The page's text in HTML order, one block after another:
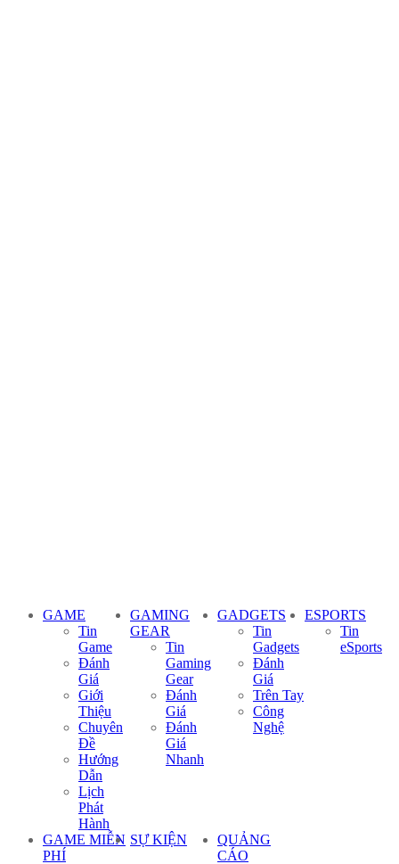
GAME
Tin
Game
Đánh
Giá
Giới
Thiệu
Chuyên
Đề
Hướng
Dẫn
Lịch
Phát
Hành
GAMING
GEAR
Tin
Gaming
Gear
Đánh
Giá
Đánh
Giá
Nhanh
GADGETS
Tin
Gadgets
Đánh
Giá
Trên Tay
Công
Nghệ
ESPORTS
Tin
eSports
GAME MIỄN
PHÍ
SỰ KIỆN
QUẢNG
CÁO